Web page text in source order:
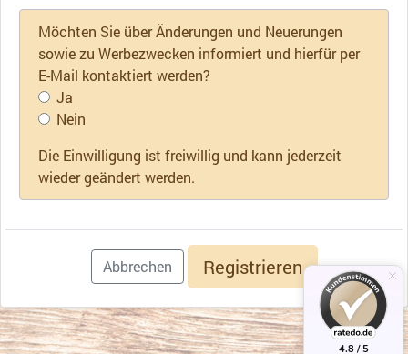
Möchten Sie über Änderungen und Neuerungen
sowie zu Werbezwecken informiert und hierfür per
E-Mail kontaktiert werden?
Ja
Nein
Die Einwilligung ist freiwillig und kann jederzeit
wieder geändert werden.
Abbrechen Registrieren
4.8 / 5